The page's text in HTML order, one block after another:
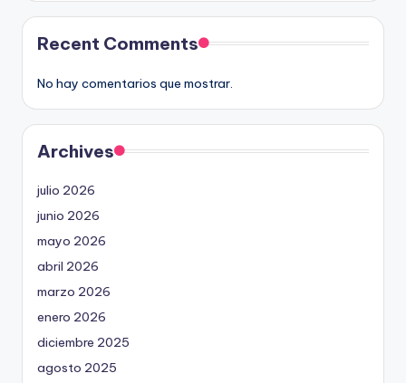
Recent Comments
No hay comentarios que mostrar.
Archives
julio 2026
junio 2026
mayo 2026
abril 2026
marzo 2026
enero 2026
diciembre 2025
agosto 2025